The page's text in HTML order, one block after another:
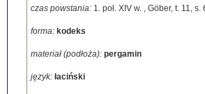
czas powstania: 1. poł. XIV w. , Göber, t. 11, s.
forma: kodeks
materiał (podłoża): pergamin
język: łaciński